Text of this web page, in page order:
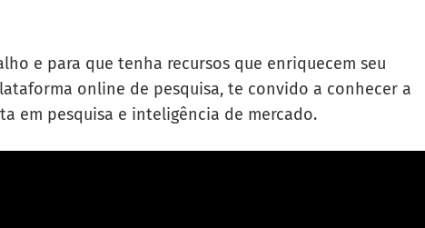
e para que tenha recursos que enriquecem seu
online de pesquisa, te convido a conhecer a
em pesquisa e inteligência de mercado.